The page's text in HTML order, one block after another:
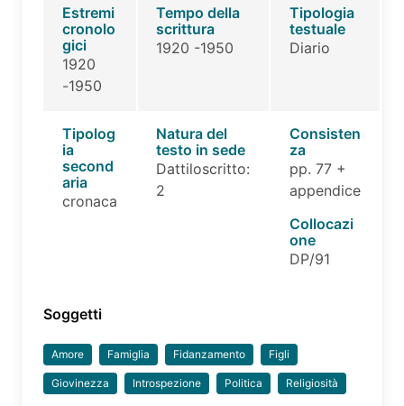
Estremi
cronolo
gici
1920
-1950
Tempo della
scrittura
1920 -1950
Tipologia
testuale
Diario
Tipolog
ia
second
aria
cronaca
Natura del
testo in sede
Dattiloscritto:
2
Consisten
za
pp. 77 +
appendice
Collocazi
one
DP/91
Soggetti
Amore Famiglia Fidanzamento Figli
Giovinezza Introspezione Politica Religiosità